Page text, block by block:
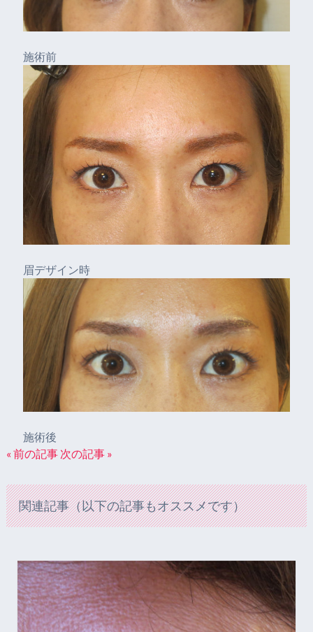
施術前
眉デザイン時
施術後
« 前の記事 次の記事 »
関連記事（以下の記事もオススメです）